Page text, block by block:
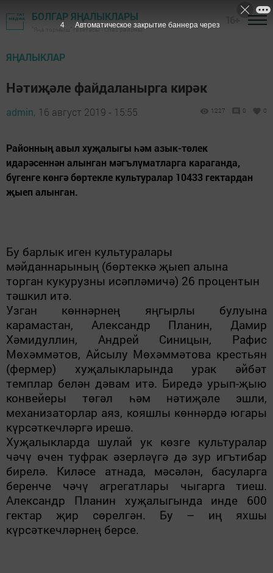
БОЛГАР ЯҢАЛЫКЛАРЫ
"Яңа тормыш" газетасы - Спас районы
ЯҢАЛЫКЛАР
Нәтиҗәле файдаланырга кирәк
admin, 16 август 2019 - 15:55 1227 0 0
​​​​​​​Районның авыл хуҗалыгы һәм азык-төлек
идарәсеннән алынган мәгълүматларга караганда,
бүгенге көнгә бөртекле культуралар 10433 гектардан
җыеп алынган.
Бу барлык иген культуралары
мәйданнарының (бөртеккә җыеп алына
торган кукурузны исәпләмичә) 26 процентын
тәшкил итә.
Узган көннәрнең яңгырлы булуына
карамастан, Александр Планин, Дамир
Хәмидуллин, Андрей Синицын, Рафис
Мөхәммәтов, Айсылу Мөхәммәтова крестьян
(фермер) хуҗалыкларында урак әйбәт
темплар белән дәвам итә. Биредә урып-җыю
конвейеры төгәл һәм нәтиҗәле эшли,
механизаторлар аяз, кояшлы көннәрдә югары
күрсәткечләргә ирешә.
Хуҗалыкларда шулай ук көзге культуралар
чәчү өчен туфрак әзерләүгә дә зур игътибар
бирелә. Киләсе атнада, мәсәлән, басуларга
беренче чәчү агрегатлары чыгарга тиеш.
Александр Планин хуҗалыгында инде 600
гектар җир сөрелгән. Бу – иң яхшы
күрсәткечләрнең берсе.
3 Автоматическое закрытие баннера через